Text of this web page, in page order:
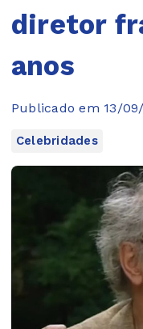
diretor
anos
Publicado em 13/
Celebridades